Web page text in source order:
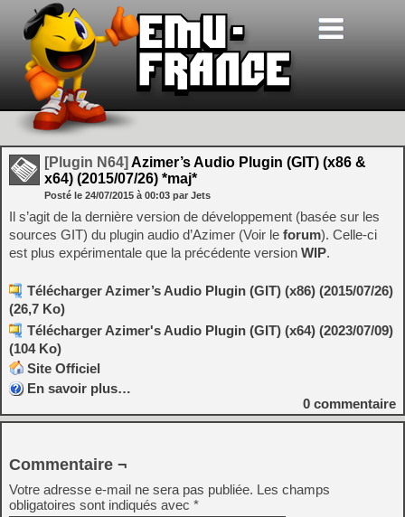
[Plugin N64] Azimer’s Audio Plugin (GIT) (x86 &
x64) (2015/07/26) *maj*
Posté le 24/07/2015 à 00:03 par Jets
Il s’agit de la dernière version de développement (basée sur les
sources GIT) du plugin audio d’Azimer (Voir le forum). Celle-ci
est plus expérimentale que la précédente version WIP.
Télécharger Azimer’s Audio Plugin (GIT) (x86) (2015/07/26)
(26,7 Ko)
Télécharger Azimer's Audio Plugin (GIT) (x64) (2023/07/09)
(104 Ko)
Site Officiel
En savoir plus…
0 commentaire
Commentaire ¬
Votre adresse e-mail ne sera pas publiée. Les champs
obligatoires sont indiqués avec *